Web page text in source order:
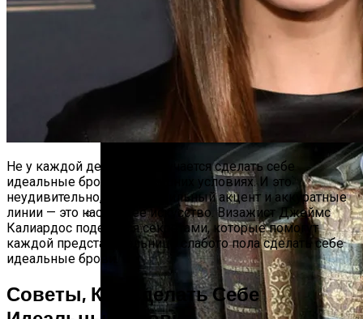
Ваша Любовь К Оранжевому: Глоток
Энергии Или Сигнал Уставшей Души
Сергей Марков — О Тайном Цифровом
Суде И Угрозах Искусственного
Не у каждой девушки получается сделать себе
идеальные брови в домашних условиях. И это
неудивительно, ведь правильный акцент и аккуратные
линии — это настоящее искусство. Визажист Джеймс
Калиардос поделился секретами, которые помогут
каждой представительнице слабого пола сделать себе
идеальные брови.
Советы, Как Сделать Себе